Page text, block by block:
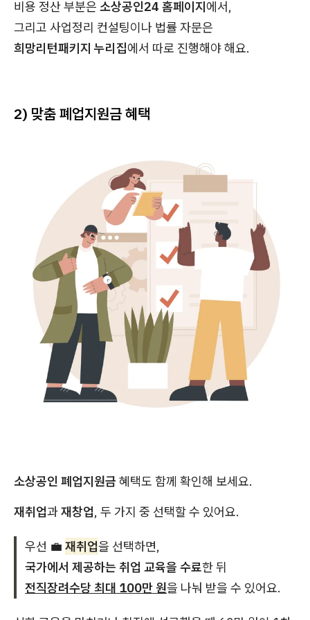
비용 정산 부분은 소상공인24 홈페이지에서,
그리고 사업정리 컨설팅이나 법률 자문은
희망리턴패키지 누리집에서 따로 진행해야 해요.
2) 맞춤 폐업지원금 혜택
소상공인 폐업지원금 혜택도 함께 확인해 보세요.
재취업과재창업, 두 가지 중 선택할 수 있어요.
우선 💼 재취업을 선택하면,
국가에서 제공하는 취업 교육을 수료한 뒤
전직장려수당 최대 100만 원을 나눠 받을 수 있어요.